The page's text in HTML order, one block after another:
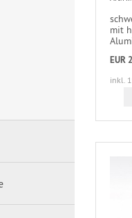
mit
EUR
inkl.